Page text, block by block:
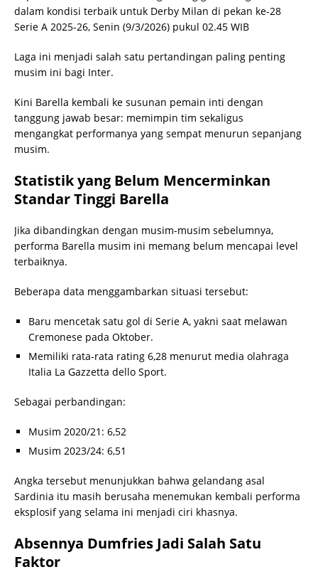
dalam kondisi terbaik untuk Derby Milan di pekan ke-28
Serie A 2025-26, Senin (9/3/2026) pukul 02.45 WIB
Laga ini menjadi salah satu pertandingan paling penting
musim ini bagi Inter.
Kini Barella kembali ke susunan pemain inti dengan
tanggung jawab besar: memimpin tim sekaligus
mengangkat performanya yang sempat menurun sepanjang
musim.
Statistik yang Belum Mencerminkan
Standar Tinggi Barella
Jika dibandingkan dengan musim-musim sebelumnya,
performa Barella musim ini memang belum mencapai level
terbaiknya.
Beberapa data menggambarkan situasi tersebut:
Baru mencetak satu gol di Serie A, yakni saat melawan
Cremonese pada Oktober.
Memiliki rata-rata rating 6,28 menurut media olahraga
Italia La Gazzetta dello Sport.
Sebagai perbandingan:
Musim 2020/21: 6,52
Musim 2023/24: 6,51
Angka tersebut menunjukkan bahwa gelandang asal
Sardinia itu masih berusaha menemukan kembali performa
eksplosif yang selama ini menjadi ciri khasnya.
Absennya Dumfries Jadi Salah Satu
Faktor